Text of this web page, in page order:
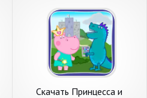
Скачать Принцесса и